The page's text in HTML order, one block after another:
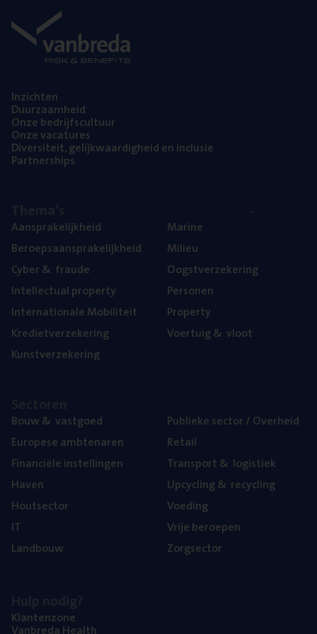
Inzich­ten
Duur­zaam­heid
Onze bedrijfs­cul­tuur
Onze vaca­tu­res
Diver­si­teit, gelijk­waar­dig­heid en inclusie
Part­ner­ships
Aan­spra­ke­lijk­heid
Beroeps­aan­spra­ke­lijk­heid
Cyber& fraude
Intel­lec­tu­al property
Inter­na­ti­o­na­le Mobiliteit
Kre­diet­ver­ze­ke­ring
Kunst­ver­ze­ke­ring
Mari­ne
Mili­eu
Oogst­ver­ze­ke­ring
Per­so­nen
Pro­per­ty
Voer­tuig& vloot
Bouw& vastgoed
Euro­pe­se ambtenaren
Finan­ci­ë­le instellingen
Haven
Hout­sec­tor
IT
Land­bouw
Publie­ke sec­tor / Overheid
Retail
Trans­port& logistiek
Upcy­cling& recycling
Voe­ding
Vrije beroe­pen
Zorg­sec­tor
Klan­ten­zo­ne
Van­b­re­da Health